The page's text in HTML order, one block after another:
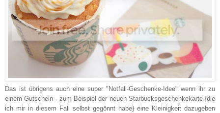
Das ist übrigens auch eine super "Notfall-Geschenke-Idee" wenn ihr zu
einem Gutschein - zum Beispiel der neuen Starbucksgeschenkekarte {die
ich mir in diesem Fall selbst gegönnt habe} eine Kleinigkeit dazugeben